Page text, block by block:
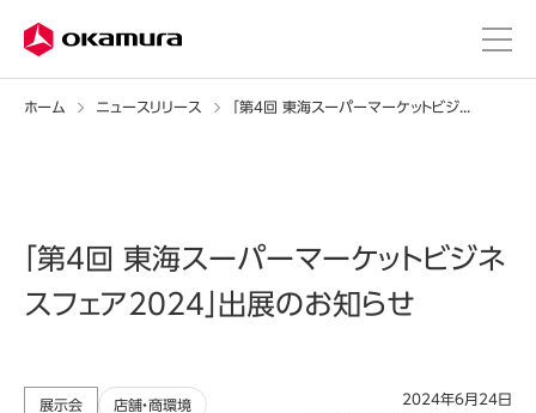
ホーム ニュースリリース
「第4回 東海スーパーマーケットビジネ
スフェア2024」出展のお知らせ
展示会 店舗・商環境
2024年6月24日